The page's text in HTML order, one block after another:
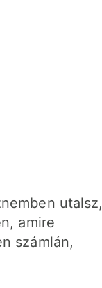
utalsz,
amire
számlán,